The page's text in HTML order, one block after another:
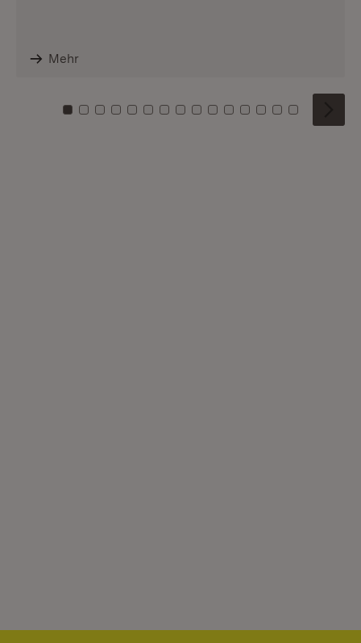
Mehr
Zu Kachel: 0
Zu Kachel: 1
Zu Kachel: 2
Zu Kachel: 3
Zu Kachel: 4
Zu Kachel: 5
Zu Kachel: 6
Zu Kachel: 7
Zu Kachel: 8
Zu Kachel: 9
Zu Kachel: 10
Zu Kachel: 11
Zu Kachel: 12
Zu Kachel:
Zu